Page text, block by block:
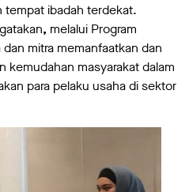
tempat ibadah terdekat.
, melalui Program
mitra memanfaatkan dan
kemudahan masyarakat dalam
para pelaku usaha di sektor